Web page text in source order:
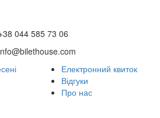
044 585 73 06
Електронний квиток
Відгуки
Про нас